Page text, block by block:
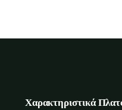
Χαρακτηριστικά